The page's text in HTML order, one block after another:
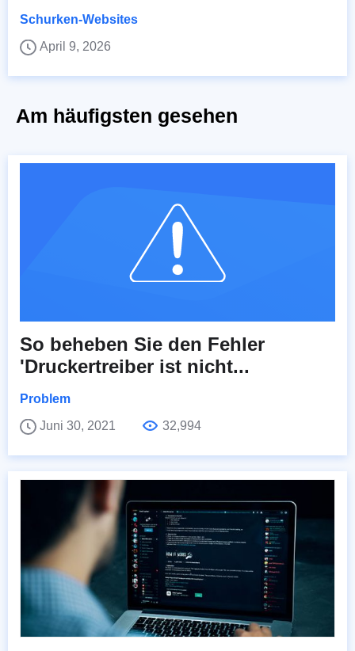
Schurken-Websites
April 9, 2026
Am häufigsten gesehen
So beheben Sie den Fehler
'Druckertreiber ist nicht...
Problem
Juni 30, 2021
32,994